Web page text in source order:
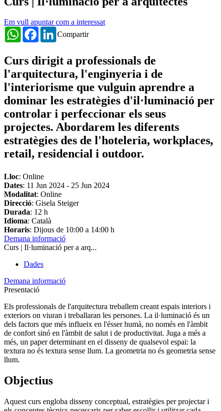
Em vull apuntar com a interessat
Compartir
WhatsAppFacebookLinkedIn
Curs dirigit a professionals de
l'arquitectura, l'enginyeria i de
l'interiorisme que vulguin aprendre a
dominar les estratègies d'il·luminació per
controlar i perfeccionar els seus
projectes. Abordarem les diferents
estratègies des de l'hoteleria, workplaces,
retail, residencial i outdoor.
Lloc: Online
Dates: 11 Jun 2024 - 25 Jun 2024
Modalitat: Online
Direcció: Gisela Steiger
Durada: 12 h
Idioma: Català
Horaris: Dijous de 10:00 a 14:00 h
Demana informació
Curs | Il·luminació per a arq...
Dades
Demana informació
Presentació
Els professionals de l'arquitectura treballem creant espais interiors i
exteriors on viuran i treballaran les persones. La il·luminació és un
dels factors que més influeix en l'ésser humà, no només en l'àmbit
de confort sinó en l'àmbit de salut i de productivitat. Juga a més a
més, un paper determinant en el disseny de qualsevol espai: la
textura no és textura sense llum. La geometria no és geometria sense
llum.
Objectius
Aquest curs engloba disseny conceptual, estratègies per projectar i